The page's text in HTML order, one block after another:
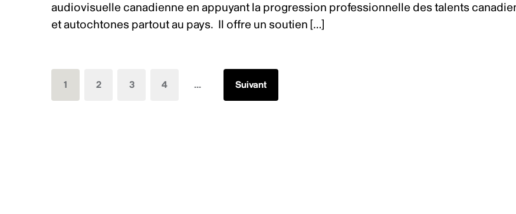
audiovisuelle canadienne en appuyant la progression professionnelle des talents
et autochtones partout au pays. Il offre un soutien […]
1 2 3 4 ... Suivant